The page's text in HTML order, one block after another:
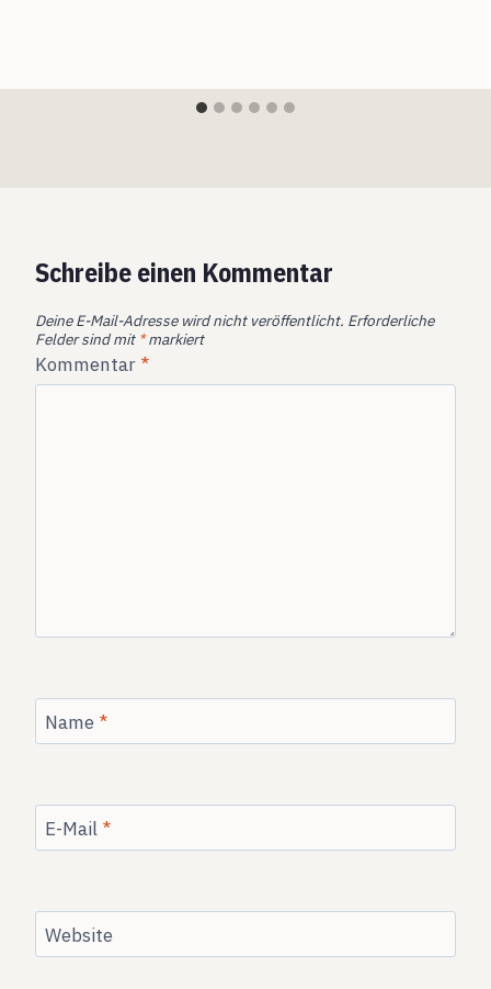
Schreibe einen Kommentar
Deine E-Mail-Adresse wird nicht veröffentlicht. Erforderliche
Felder sind mit *markiert
Kommentar *
Name *
E-Mail *
Website